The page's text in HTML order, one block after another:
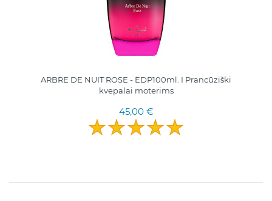
ARBRE DE NUIT ROSE - EDP100ml. I Prancūziški
kvepalai moterims
45,00 €